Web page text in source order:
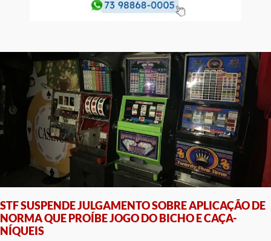
STF SUSPENDE JULGAMENTO SOBRE APLICAÇÃO DE
NORMA QUE PROÍBE JOGO DO BICHO E CAÇA-
NÍQUEIS